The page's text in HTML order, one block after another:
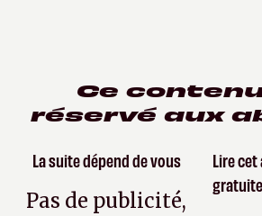
Ce
réservé aux
La suite dépend de vous
Pas de publicité,
Lire